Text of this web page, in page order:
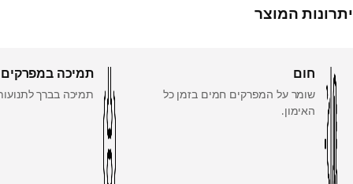
יתרונות המוצר
חום
שומר על המפרקים חמים בזמן כל
האימון.
תמיכה במפרקים
תמיכה בברך